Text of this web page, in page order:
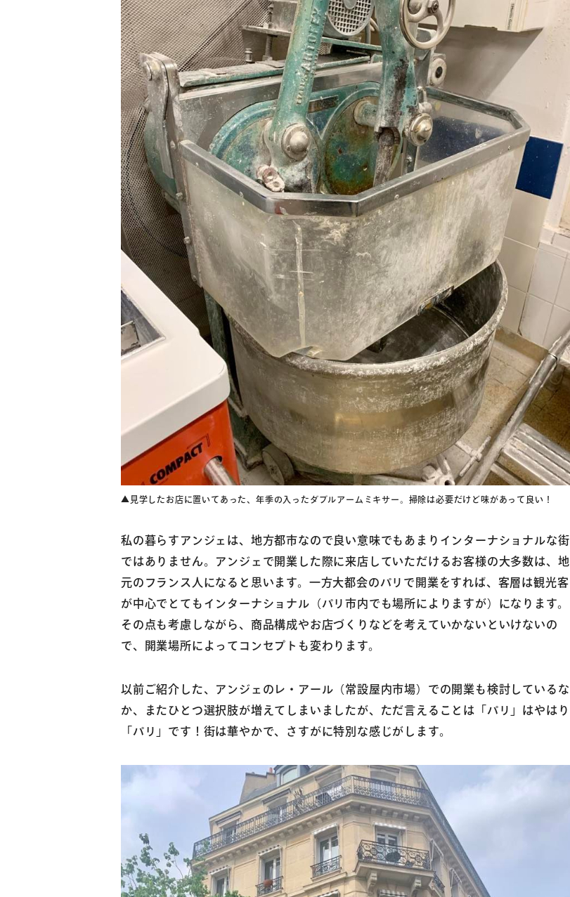
▲見学したお店に置いてあった、年季の入ったダブルアームミキサー。掃除は必要だけど味があって良い！
私の暮らすアンジェは、地方都市なので良い意味でもあまりインターナショナルな街
ではありません。アンジェで開業した際に来店していただけるお客様の大多数は、地
元のフランス人になると思います。一方大都会のパリで開業をすれば、客層は観光客
が中心でとてもインターナショナル（パリ市内でも場所によりますが）になります。
その点も考慮しながら、商品構成やお店づくりなどを考えていかないといけないの
で、開業場所によってコンセプトも変わります。
以前ご紹介した、アンジェのレ・アール（常設屋内市場）での開業も検討しているな
か、またひとつ選択肢が増えてしまいましたが、ただ言えることは「パリ」はやはり
「パリ」です！街は華やかで、さすがに特別な感じがします。